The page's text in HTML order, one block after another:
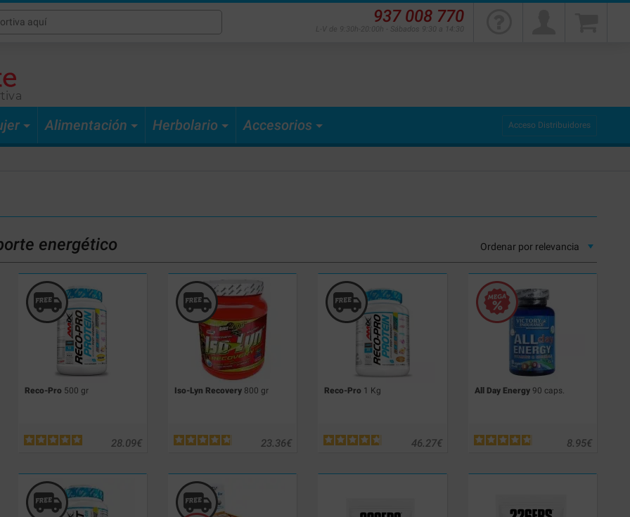
937 008 770
Alimentación Herbolario Accesorios Acceso Distribuidores
energético Ordenar por relevancia
Reco-Pro 500 gr
€
28.09
Iso-Lyn Recovery 800 gr
€
23.36
Reco-Pro 1 Kg
€
46.27
All Day Energy90 caps.
€
8.95